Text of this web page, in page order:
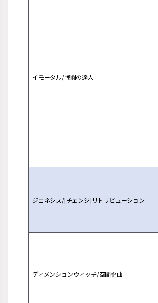
イモータル/戦闘の達人
ジェネシス/[チェンジ]リトリビューション
ディメンションウィッチ/空間歪曲